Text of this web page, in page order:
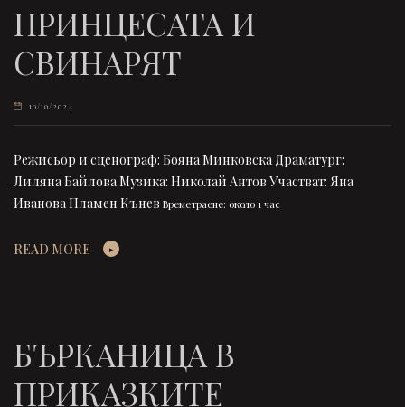
ПРИНЦЕСАТА И
СВИНАРЯТ
10/10/2024
Режисьор и сценограф: Бояна Минковска Драматург:
Лиляна Байлова Музика: Николай Антов Участват: Яна
Иванова Пламен Кънев Времетраене: около 1 час
READ MORE
БЪРКАНИЦА В
ПРИКАЗКИТЕ